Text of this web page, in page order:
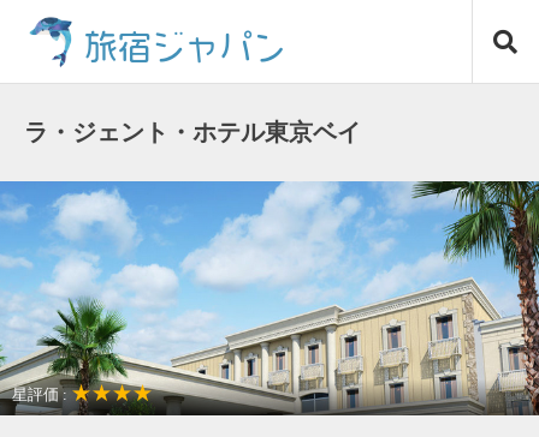
ス
キ
プ
旅宿ジャパン
ラ・ジェント・ホテル東京ベイ
星評価 : ★★★★